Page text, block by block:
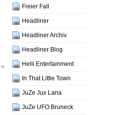
»
Freier Fall
Headliner
Headliner Archiv
Headliner Blog
Helli Entertainment
In That Little Town
JuZe Jux Lana
JuZe UFO Bruneck